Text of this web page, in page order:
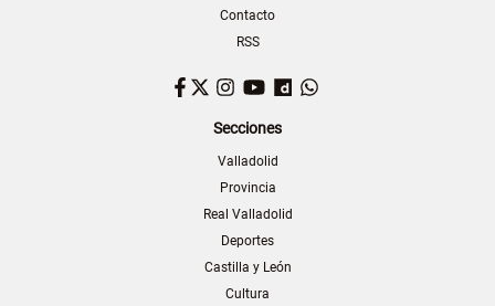
Contacto
RSS
Facebook
TwitterInstagram
YouTubeDailymotion
Secciones
Valladolid
Provincia
Real Valladolid
Deportes
Castilla y León
Cultura